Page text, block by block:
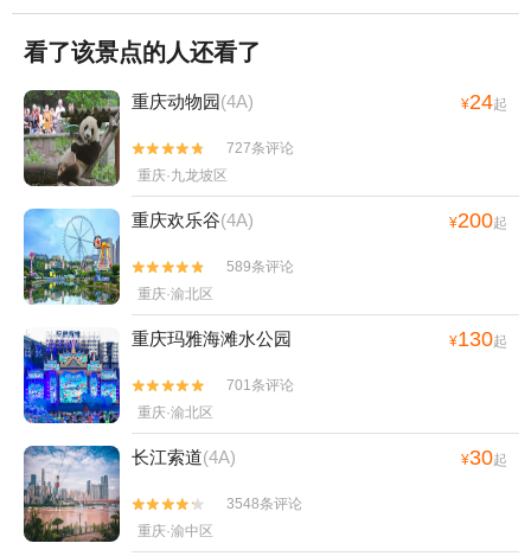
看了该景点的人还看了
重庆动物园(4A) ¥24起


727条评论
重庆·九龙坡区
重庆欢乐谷(4A) ¥200起


589条评论
重庆·渝北区
重庆玛雅海滩水公园 ¥130起


701条评论
重庆·渝北区
长江索道(4A) ¥30起


3548条评论
重庆·渝中区